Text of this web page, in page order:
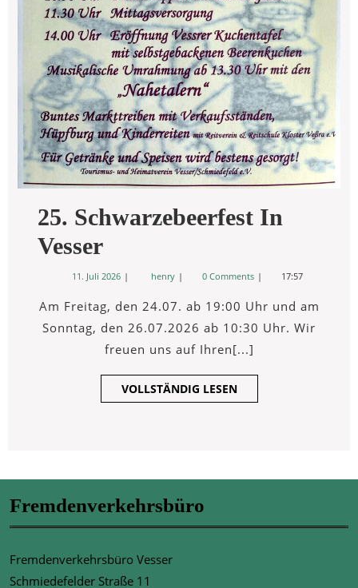
25. Schwarzebeerfest In
Vesser25.
Schwarzebeerfest
In
Vesser
11. Juli 2026 11.
Juli
henry 25.
Schwarzebeerfest
Vesser
0 Comments 17:57
Am Freitag, den 24.07. ab 19:00 Uhr und am
Sonntag, den 26.07.2026 ab 10:30 Uhr. Wir
freuen uns auf Ihren[...]
VOLLSTÄNDIG LESENVOLLSTÄNDIG
LESEN
Fremdenverkehrsbüro
Fremdenverkehrsbüro Vesser
Schmiedefelder Straße 11